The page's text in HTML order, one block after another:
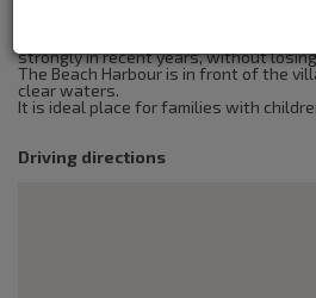
It is a quiet resort near the town of
strongly in recent years, without
The Beach Harbour is in front of the
clear waters.
It is ideal place for families with
Driving directions